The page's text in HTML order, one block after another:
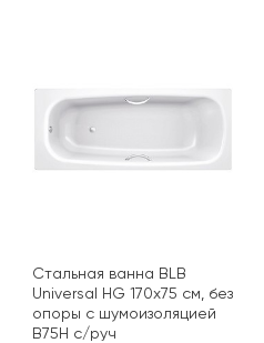
Стальная ванна BLB
Universal HG 170х75 см, без
опоры с шумоизоляцией
B75H с/руч